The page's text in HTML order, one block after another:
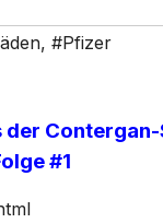
, #Pfizer
der
#1